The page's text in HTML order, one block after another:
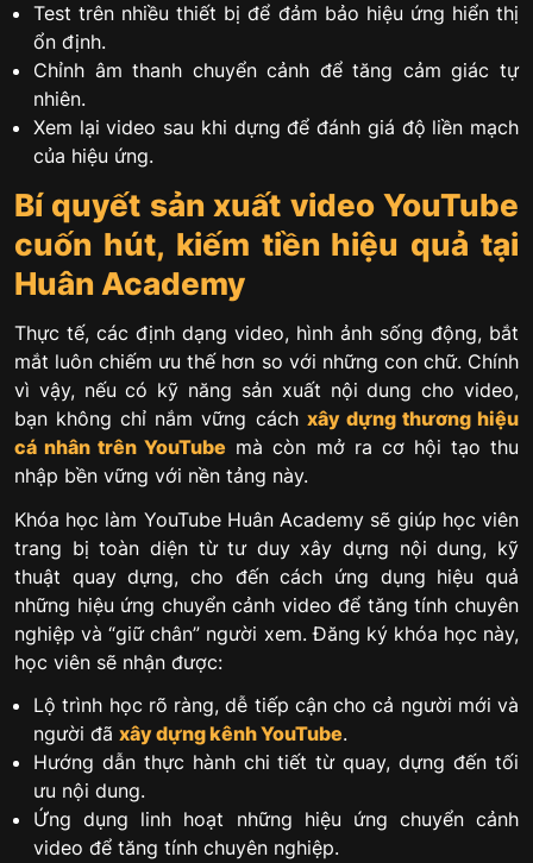
Test trên nhiều thiết bị để đảm bảo hiệu ứng hiển thị
ổn định.
Chỉnh âm thanh chuyển cảnh để tăng cảm giác tự
nhiên.
Xem lại video sau khi dựng để đánh giá độ liền mạch
của hiệu ứng.
Bí quyết sản xuất video YouTube
cuốn hút, kiếm tiền hiệu quả tại
Huân Academy
Thực tế, các định dạng video, hình ảnh sống động, bắt
mắt luôn chiếm ưu thế hơn so với những con chữ. Chính
vì vậy, nếu có kỹ năng sản xuất nội dung cho video,
bạn không chỉ nắm vững cách xây dựng thương hiệu
cá nhân trên YouTube mà còn mở ra cơ hội tạo thu
nhập bền vững với nền tảng này.
Khóa học làm YouTube Huân Academy sẽ giúp học viên
trang bị toàn diện từ tư duy xây dựng nội dung, kỹ
thuật quay dựng, cho đến cách ứng dụng hiệu quả
những hiệu ứng chuyển cảnh video để tăng tính chuyên
nghiệp và “giữ chân” người xem. Đăng ký khóa học này,
học viên sẽ nhận được:
Lộ trình học rõ ràng, dễ tiếp cận cho cả người mới và
người đã xây dựng kênh YouTube.
Hướng dẫn thực hành chi tiết từ quay, dựng đến tối
ưu nội dung.
Ứng dụng linh hoạt những hiệu ứng chuyển cảnh
video để tăng tính chuyên nghiệp.